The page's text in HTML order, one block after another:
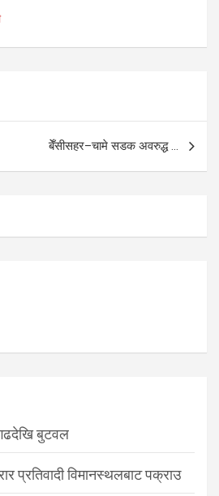
बेँसीसहर–चामे सडक अवरुद्ध …
बुटवल
प्रतिवादी विमानस्थलबाट पक्राउ